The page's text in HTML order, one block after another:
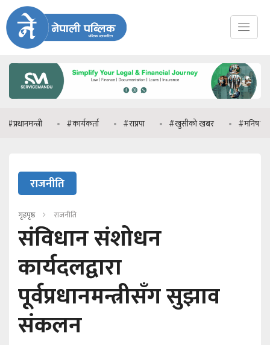
#कार्यकर्ता #राप्रपा #खुसीको खबर #मनिष झा
राजनीति
गृहपृष्ठ राजनीति
संविधान संशोधन
कार्यदलद्वारा
पूर्वप्रधानमन्त्रीसँग सुझाव
संकलन